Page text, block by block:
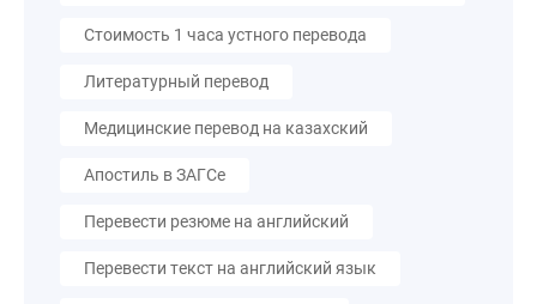
Стоимость 1 часа устного перевода
Литературный перевод
Медицинские перевод на казахский
Апостиль в ЗАГСе
Перевести резюме на английский
Перевести текст на английский язык